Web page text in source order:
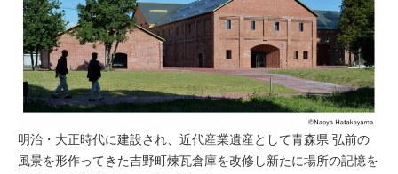
明治・大正時代に建設され、近代産業遺産として青森県 弘前の
風景を形作ってきた吉野町煉瓦倉庫を改修し新たに場所の記憶を